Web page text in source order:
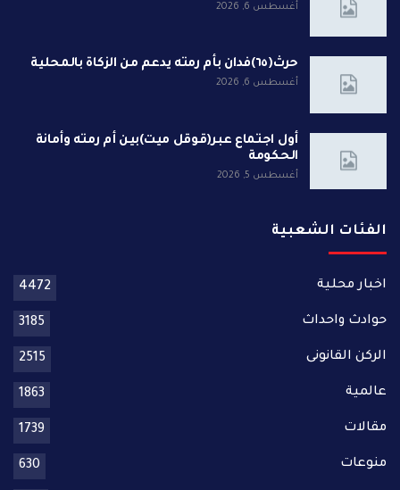
أغسطس 6, 2026
حرث(٦٥)فدان بأم رمته يدعم من الزكاة بالمحلية
أغسطس 6, 2026
أول اجتماع عبر(قوقل ميت)بين أم رمته وأمانة
الحكومة
أغسطس 5, 2026
الفئات الشعبية
اخبار محلية 4472
حوادث واحداث 3185
الركن القانونى 2515
عالمية 1863
مقالات 1739
منوعات 630